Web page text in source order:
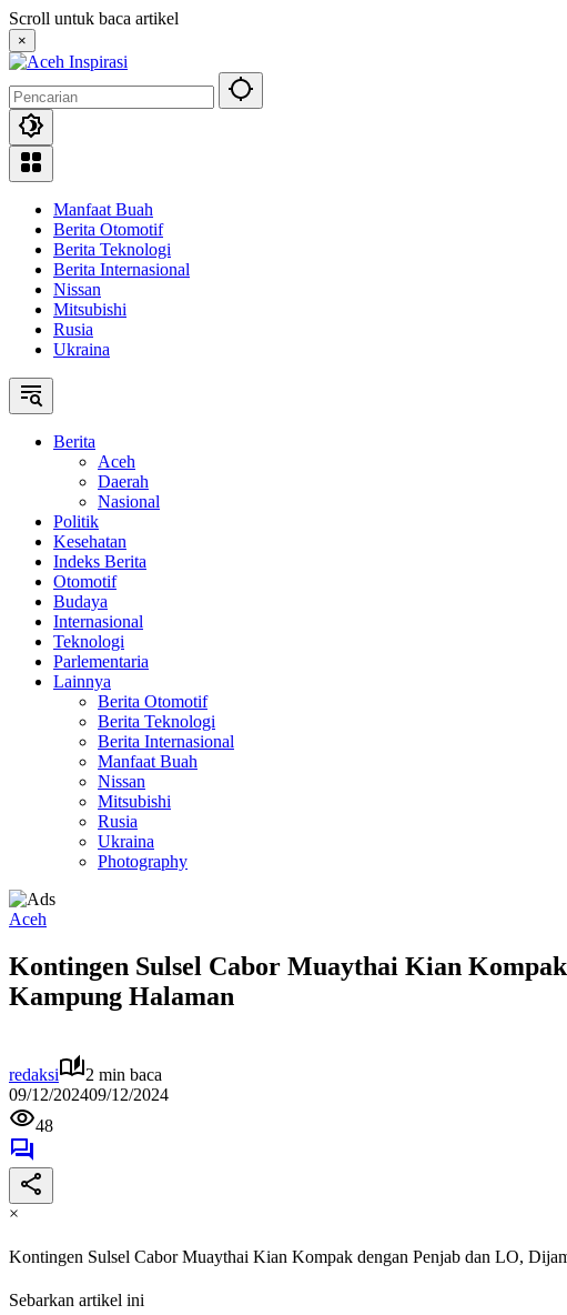
Langsung
ke
konten
Scroll untuk baca artikel
×
Manfaat Buah
Berita Otomotif
Berita Teknologi
Berita Internasional
Nissan
Mitsubishi
Rusia
Ukraina
Berita
Aceh
Daerah
Nasional
Politik
Kesehatan
Indeks Berita
Otomotif
Budaya
Internasional
Teknologi
Parlementaria
Lainnya
Berita Otomotif
Berita Teknologi
Berita Internasional
Manfaat Buah
Nissan
Mitsubishi
Rusia
Ukraina
Photography
Aceh
Kontingen Sulsel Cabor Muaythai Kian
Kampung Halaman
redaksi
2 min baca
09/12/202409/12/2024
48
×
Kontingen Sulsel Cabor Muaythai Kian Kompak dengan Penjab dan LO,
Sebarkan artikel ini